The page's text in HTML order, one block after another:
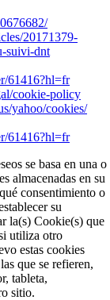
20171379-
suivi-dnt
61416?hl=fr
cookie-policy
yahoo/cookies/
61416?hl=fr
se basa en una o
almacenadas en su
consentimiento o
su
la(s) Cookie(s) que
utiliza otro
estas cookies
que se refieren,
tableta,
sitio.